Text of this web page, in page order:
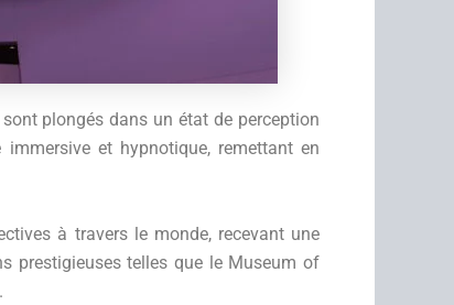
plongés dans un état de perception
et hypnotique, remettant en
à travers le monde, recevant une
prestigieuses telles que le Museum of